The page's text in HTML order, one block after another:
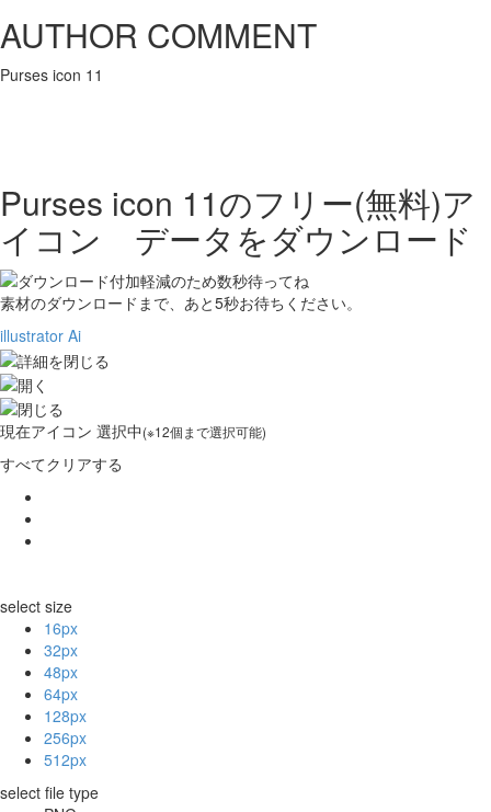
AUTHOR COMMENT
Purses icon 11
Purses icon 11のフリー(無料)ア
イコン データをダウンロード
素材のダウンロードまで、あと5秒お待ちください。
illustrator Ai
現在アイコン 選択中(※12個まで選択可能)
すべてクリアする
select size
16px
32px
48px
64px
128px
256px
512px
select file type